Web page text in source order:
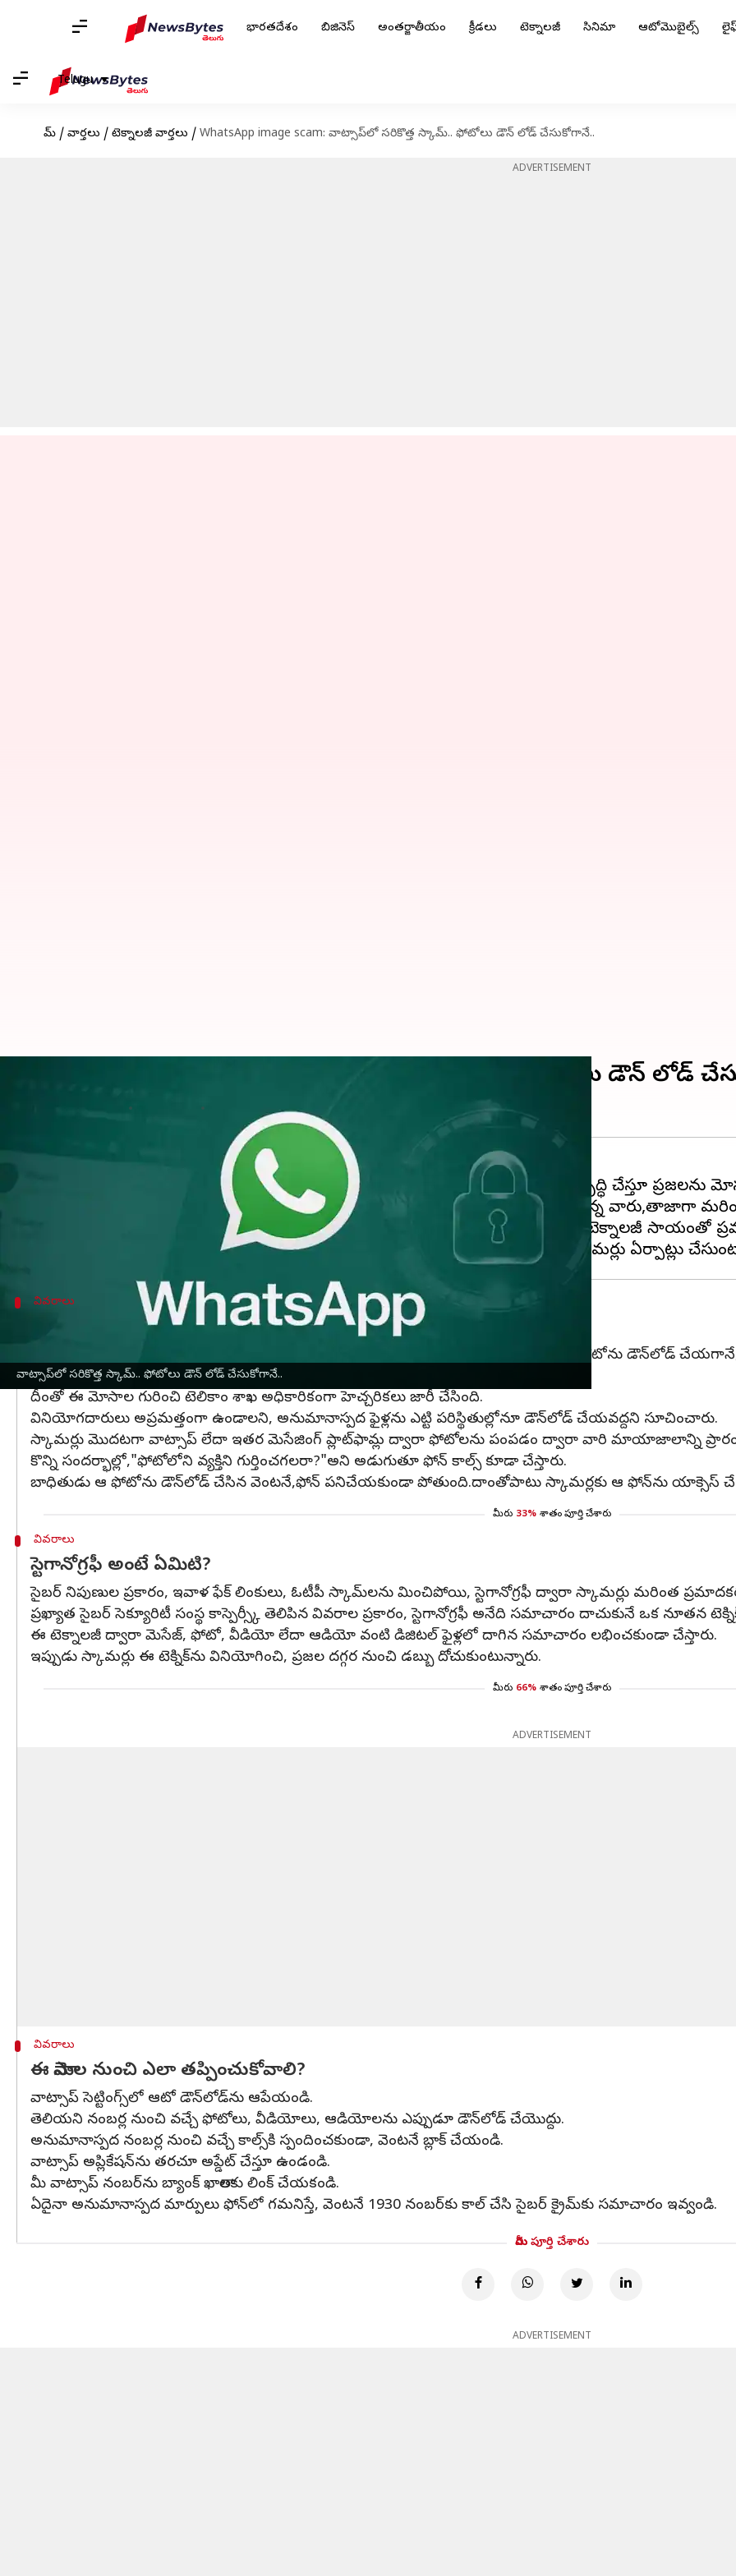
భారతదేశం బిజినెస్ అంతర్జాతీయం క్రీడలు టెక్నాలజీ సినిమా ఆటోమొబైల్స్
Telugu
హోమ్ / వార్తలు / టెక్నాలజీ వార్తలు / WhatsApp image scam: వాట్సాప్⁬లో సరికొత్త స్కామ్.. ఫోటోలు డౌన్ లోడ్ చేసుకోగానే..
ADVERTISEMENT
వాట్సాప్⁬లో సరికొత్త స్కామ్.. ఫోటోలు డౌన్ లోడ్ చేసుకోగానే..
WhatsApp image scam: వాట్సాప్⁬లో సరికొత్త స్కామ్.. ఫోటోలు డౌన్ లోడ్
ఈ వార్తాకథనం ఏంటి
నవీన సాంకేతిక పరిజ్ఞానాన్నిఉపయోగిస్తూ సైబర్ నేరస్థులు రోజు రోజుకు కొత్త మోసాలను అభివృద్ధి చేస్తూ ప్రజలను
ఇప్పటికే లింకులు,సందేశాలు, ఫోన్ కాల్స్ వంటి సాధారణ మార్గాలతో మోసాలకు పాల్పడుతున్న వారు,తాజాగా మరింత
సహా ఇతర మెసేజింగ్ యాప్ల ద్వారా ఫోటోలను పంపి,వాటిలో స్టెగానోగ్రఫీ టెక్నాలజీ సాయంతో
వివరాలు
మోసం జరిగే విధానం ఇలా ఉంటుంది:
లోని జబల్పూర్‌కు చెందిన ఓ వ్యక్తి అపరిచిత నంబర్ నుంచి వాట్సాప్‌లో వచ్చిన ఫోటోను డౌన్‌లోడ్ చేయగానే,
మాయమయ్యాయని పోలీసులు వెల్లడించారు.
దీంతో ఈ మోసాల గురించి టెలికాం శాఖ అధికారికంగా హెచ్చరికలు జారీ చేసింది.
వినియోగదారులు అప్రమత్తంగా ఉండాలని, అనుమానాస్పద ఫైళ్లను ఎట్టి పరిస్థితుల్లోనూ డౌన్‌లోడ్ చేయవద్దని సూచించారు.
స్కామర్లు మొదటగా వాట్సాప్‌ లేదా ఇతర మెసేజింగ్ ప్లాట్‌ఫామ్ల ద్వారా ఫోటోలను పంపడం ద్వారా వారి మాయాజాలాన్ని
కొన్ని సందర్భాల్లో,"ఫోటోలోని వ్యక్తిని గుర్తించగలరా?"అని అడుగుతూ ఫోన్ కాల్స్ కూడా చేస్తారు.
బాధితుడు ఆ ఫోటోను డౌన్‌లోడ్ చేసిన వెంటనే,ఫోన్ పనిచేయకుండా పోతుంది.దాంతోపాటు స్కామర్లకు ఆ ఫోన్‌ను యాక్సెస్
మీరు 33% శాతం పూర్తి చేశారు
వివరాలు
స్టెగానోగ్రఫీ అంటే ఏమిటి?
సైబర్ నిపుణుల ప్రకారం, ఇవాళ ఫేక్ లింకులు, ఓటీపీ స్కామ్‌లను మించిపోయి, స్టెగానోగ్రఫీ ద్వారా స్కామర్లు మరింత
ప్రఖ్యాత సైబర్ సెక్యూరిటీ సంస్థ కాస్పెర్స్కీ తెలిపిన వివరాల ప్రకారం, స్టెగానోగ్రఫీ అనేది సమాచారం దాచుకునే ఒక నూతన
ఈ టెక్నాలజీ ద్వారా మెసేజ్, ఫోటో, వీడియో లేదా ఆడియో వంటి డిజిటల్ ఫైళ్లలో దాగిన సమాచారం లభించకుండా చేస్తారు.
ఇప్పుడు స్కామర్లు ఈ టెక్నిక్‌ను వినియోగించి, ప్రజల దగ్గర నుంచి డబ్బు దోచుకుంటున్నారు.
మీరు 66% శాతం పూర్తి చేశారు
ADVERTISEMENT
వివరాలు
ఈ మోసాల నుంచి ఎలా తప్పించుకోవాలి?
వాట్సాప్ సెట్టింగ్స్‌లో ఆటో డౌన్‌లోడ్‌ను ఆపేయండి.
తెలియని నంబర్ల నుంచి వచ్చే ఫోటోలు, వీడియోలు, ఆడియోలను ఎప్పుడూ డౌన్‌లోడ్ చేయొద్దు.
అనుమానాస్పద నంబర్ల నుంచి వచ్చే కాల్స్‌కి స్పందించకుండా, వెంటనే బ్లాక్ చేయండి.
వాట్సాప్ అప్లికేషన్‌ను తరచూ అప్డేట్ చేస్తూ ఉండండి.
మీ వాట్సాప్ నంబర్‌ను బ్యాంక్ ఖాతాలకు లింక్ చేయకండి.
ఏదైనా అనుమానాస్పద మార్పులు ఫోన్‌లో గమనిస్తే, వెంటనే 1930 నంబర్‌కు కాల్ చేసి సైబర్ క్రైమ్‌కు సమాచారం ఇవ్వండి.
మీరు పూర్తి చేశారు
ADVERTISEMENT